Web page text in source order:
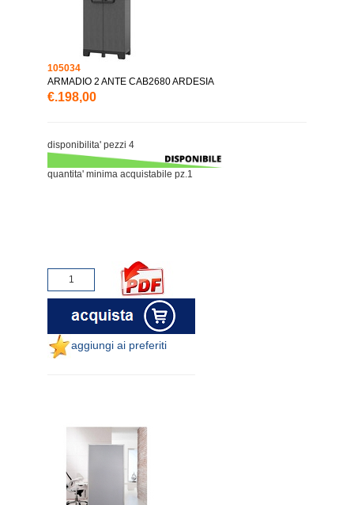
105034
ARMADIO 2 ANTE CAB2680 ARDESIA
€.198,00
disponibilita' pezzi 4
quantita' minima acquistabile pz.1
aggiungi ai preferiti